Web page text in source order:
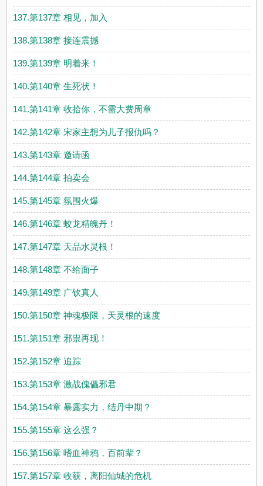
137.第137章 相见，加入
138.第138章 接连震撼
139.第139章 明着来！
140.第140章 生死状！
141.第141章 收拾你，不需大费周章
142.第142章 宋家主想为儿子报仇吗？
143.第143章 邀请函
144.第144章 拍卖会
145.第145章 氛围火爆
146.第146章 蛟龙精魄丹！
147.第147章 天品水灵根！
148.第148章 不给面子
149.第149章 广钦真人
150.第150章 神魂极限，天灵根的速度
151.第151章 邪祟再现！
152.第152章 追踪
153.第153章 激战傀儡邪君
154.第154章 暴露实力，结丹中期？
155.第155章 这么强？
156.第156章 嗜血神鸦，百前辈？
157.第157章 收获，离阳仙城的危机